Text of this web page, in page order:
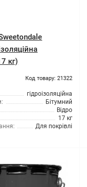
кг)
Код товару: 21322
гідроізоляційна
Бітумний
Відро
17 кг
Для покрівлі